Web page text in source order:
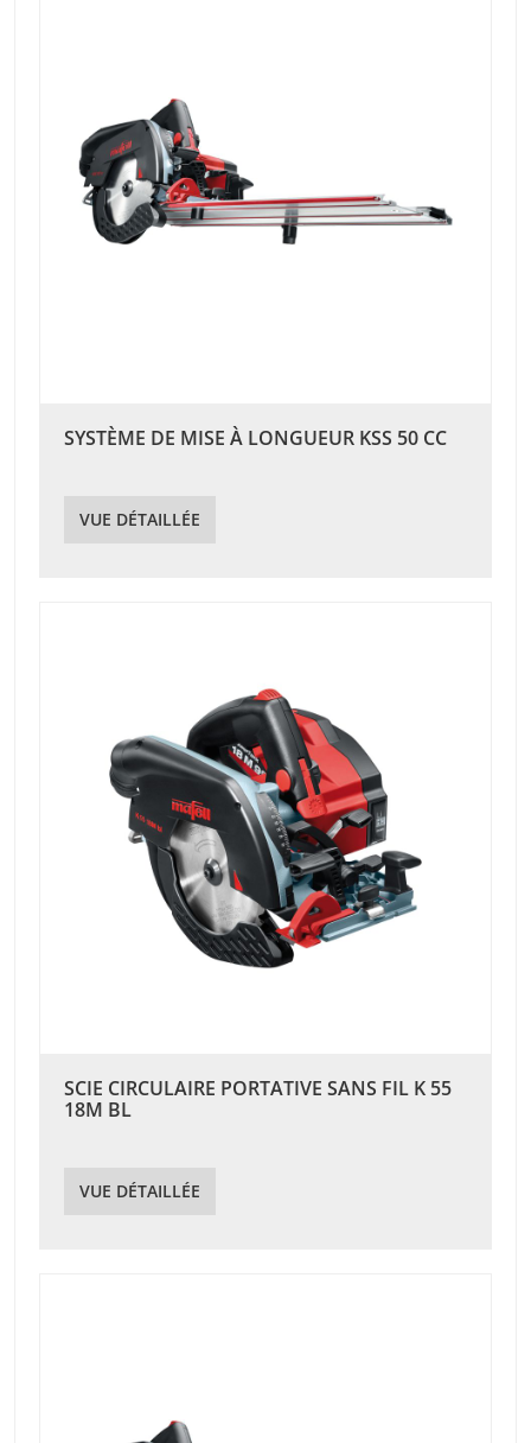
SYSTÈME DE MISE À LONGUEUR KSS 50 CC
VUE DÉTAILLÉE
SCIE CIRCULAIRE PORTATIVE SANS FIL K 55
18M BL
VUE DÉTAILLÉE